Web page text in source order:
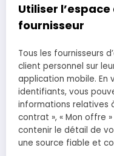
Utiliser
fournisseur
Tous les fournisseurs
client personnel sur
application mobile. En
identifiants, vous
informations relatives
contrat », « Mon offre
contenir le détail de
une source fiable et